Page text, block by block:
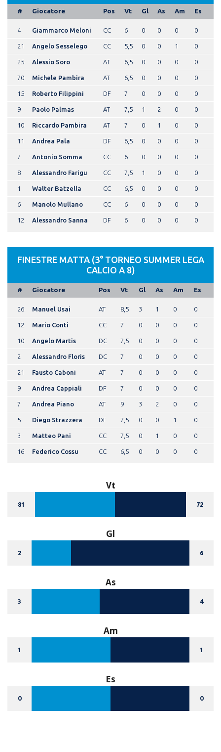
# Giocatore Pos Vt Gl As Am Es
4 Giammarco Meloni CC 6 0 0 0 0
21 Angelo Sesselego CC 5,5 0 0 1 0
25 Alessio Soro AT 6,5 0 0 0 0
70 Michele Pambira AT 6,5 0 0 0 0
15 Roberto Filippini DF 7 0 0 0 0
9 Paolo Palmas AT 7,5 1 2 0 0
10 Riccardo Pambira AT 7 0 1 0 0
11 Andrea Pala DF 6,5 0 0 0 0
7 Antonio Somma CC 6 0 0 0 0
8 Alessandro Farigu CC 7,5 1 0 0 0
1 Walter Batzella CC 6,5 0 0 0 0
6 Manolo Mullano CC 6 0 0 0 0
12 Alessandro Sanna DF 6 0 0 0 0
FINESTRE MATTA (3° TORNEO SUMMER LEGA
CALCIO A 8)
# Giocatore Pos Vt Gl As Am Es
26 Manuel Usai AT 8,5 3 1 0 0
12 Mario Conti CC 7 0 0 0 0
10 Angelo Martis DC 7,5 0 0 0 0
2 Alessandro Floris DC 7 0 0 0 0
21 Fausto Caboni AT 7 0 0 0 0
9 Andrea Cappiali DF 7 0 0 0 0
7 Andrea Piano AT 9 3 2 0 0
5 Diego Strazzera DF 7,5 0 0 1 0
3 Matteo Pani CC 7,5 0 1 0 0
16 Federico Cossu CC 6,5 0 0 0 0
Vt
81 72
Gl
2 6
As
3 4
Am
1 1
Es
0 0